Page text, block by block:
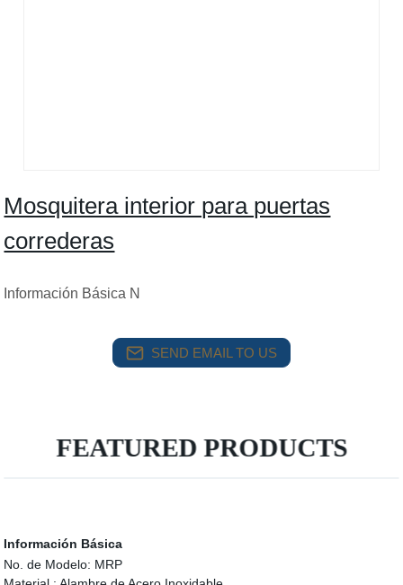
Mosquitera interior para puertas
correderas
Información Básica N
SEND EMAIL TO US
FEATURED PRODUCTS
Información Básica
No. de Modelo: MRP